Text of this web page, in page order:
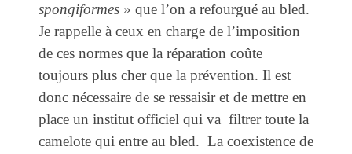
spongiformes » que l’on a refourgué au bled.
Je rappelle à ceux en charge de l’imposition
de ces normes que la réparation coûte
toujours plus cher que la prévention. Il est
donc nécessaire de se ressaisir et de mettre en
place un institut officiel qui va filtrer toute la
camelote qui entre au bled. La coexistence de